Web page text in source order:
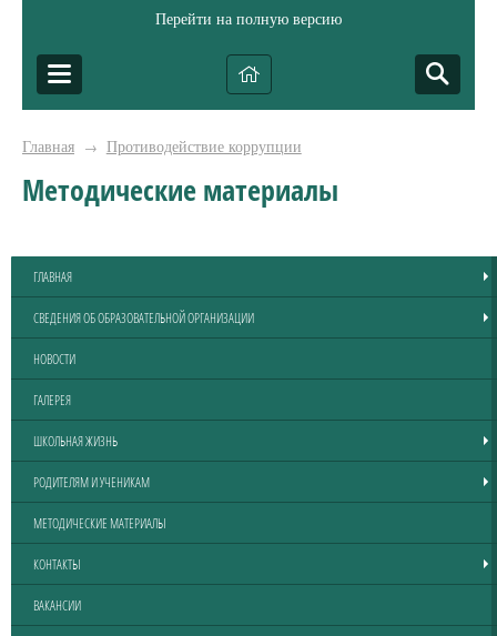
Перейти на полную версию
Главная → Противодействие коррупции
Методические материалы
ГЛАВНАЯ
СВЕДЕНИЯ ОБ ОБРАЗОВАТЕЛЬНОЙ ОРГАНИЗАЦИИ
НОВОСТИ
ГАЛЕРЕЯ
ШКОЛЬНАЯ ЖИЗНЬ
РОДИТЕЛЯМ И УЧЕНИКАМ
МЕТОДИЧЕСКИЕ МАТЕРИАЛЫ
КОНТАКТЫ
ВАКАНСИИ